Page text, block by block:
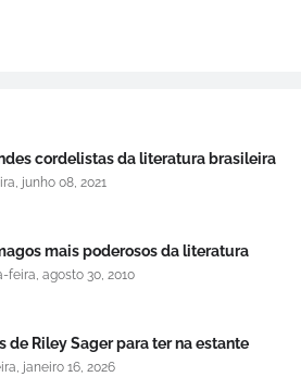
cordelistas da literatura brasileira
junho 08, 2021
mais poderosos da literatura
feira, agosto 30, 2010
de Riley Sager para ter na estante
janeiro 16, 2026